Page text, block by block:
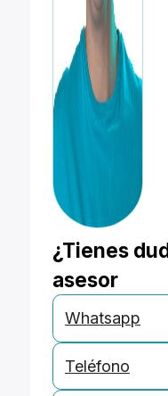
¿Tienes
asesor
Whatsapp
Teléfono